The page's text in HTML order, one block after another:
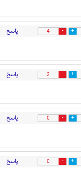
4 پاسخ
2 پاسخ
0 پاسخ
0 پاسخ